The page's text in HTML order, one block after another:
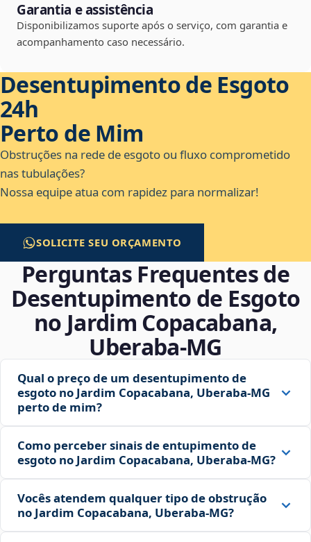
Garantia e assistência
Disponibilizamos suporte após o serviço, com garantia e
acompanhamento caso necessário.
Desentupimento de Esgoto
24h
Perto de Mim
Obstruções na rede de esgoto ou fluxo comprometido
nas tubulações?
Nossa equipe atua com rapidez para normalizar!
SOLICITE SEU ORÇAMENTO
Perguntas Frequentes de
Desentupimento de Esgoto
no Jardim Copacabana,
Uberaba‑MG
Qual o preço de um desentupimento de
esgoto no Jardim Copacabana, Uberaba‑MG
perto de mim?
Como perceber sinais de entupimento de
esgoto no Jardim Copacabana, Uberaba‑MG?
Vocês atendem qualquer tipo de obstrução
no Jardim Copacabana, Uberaba‑MG?